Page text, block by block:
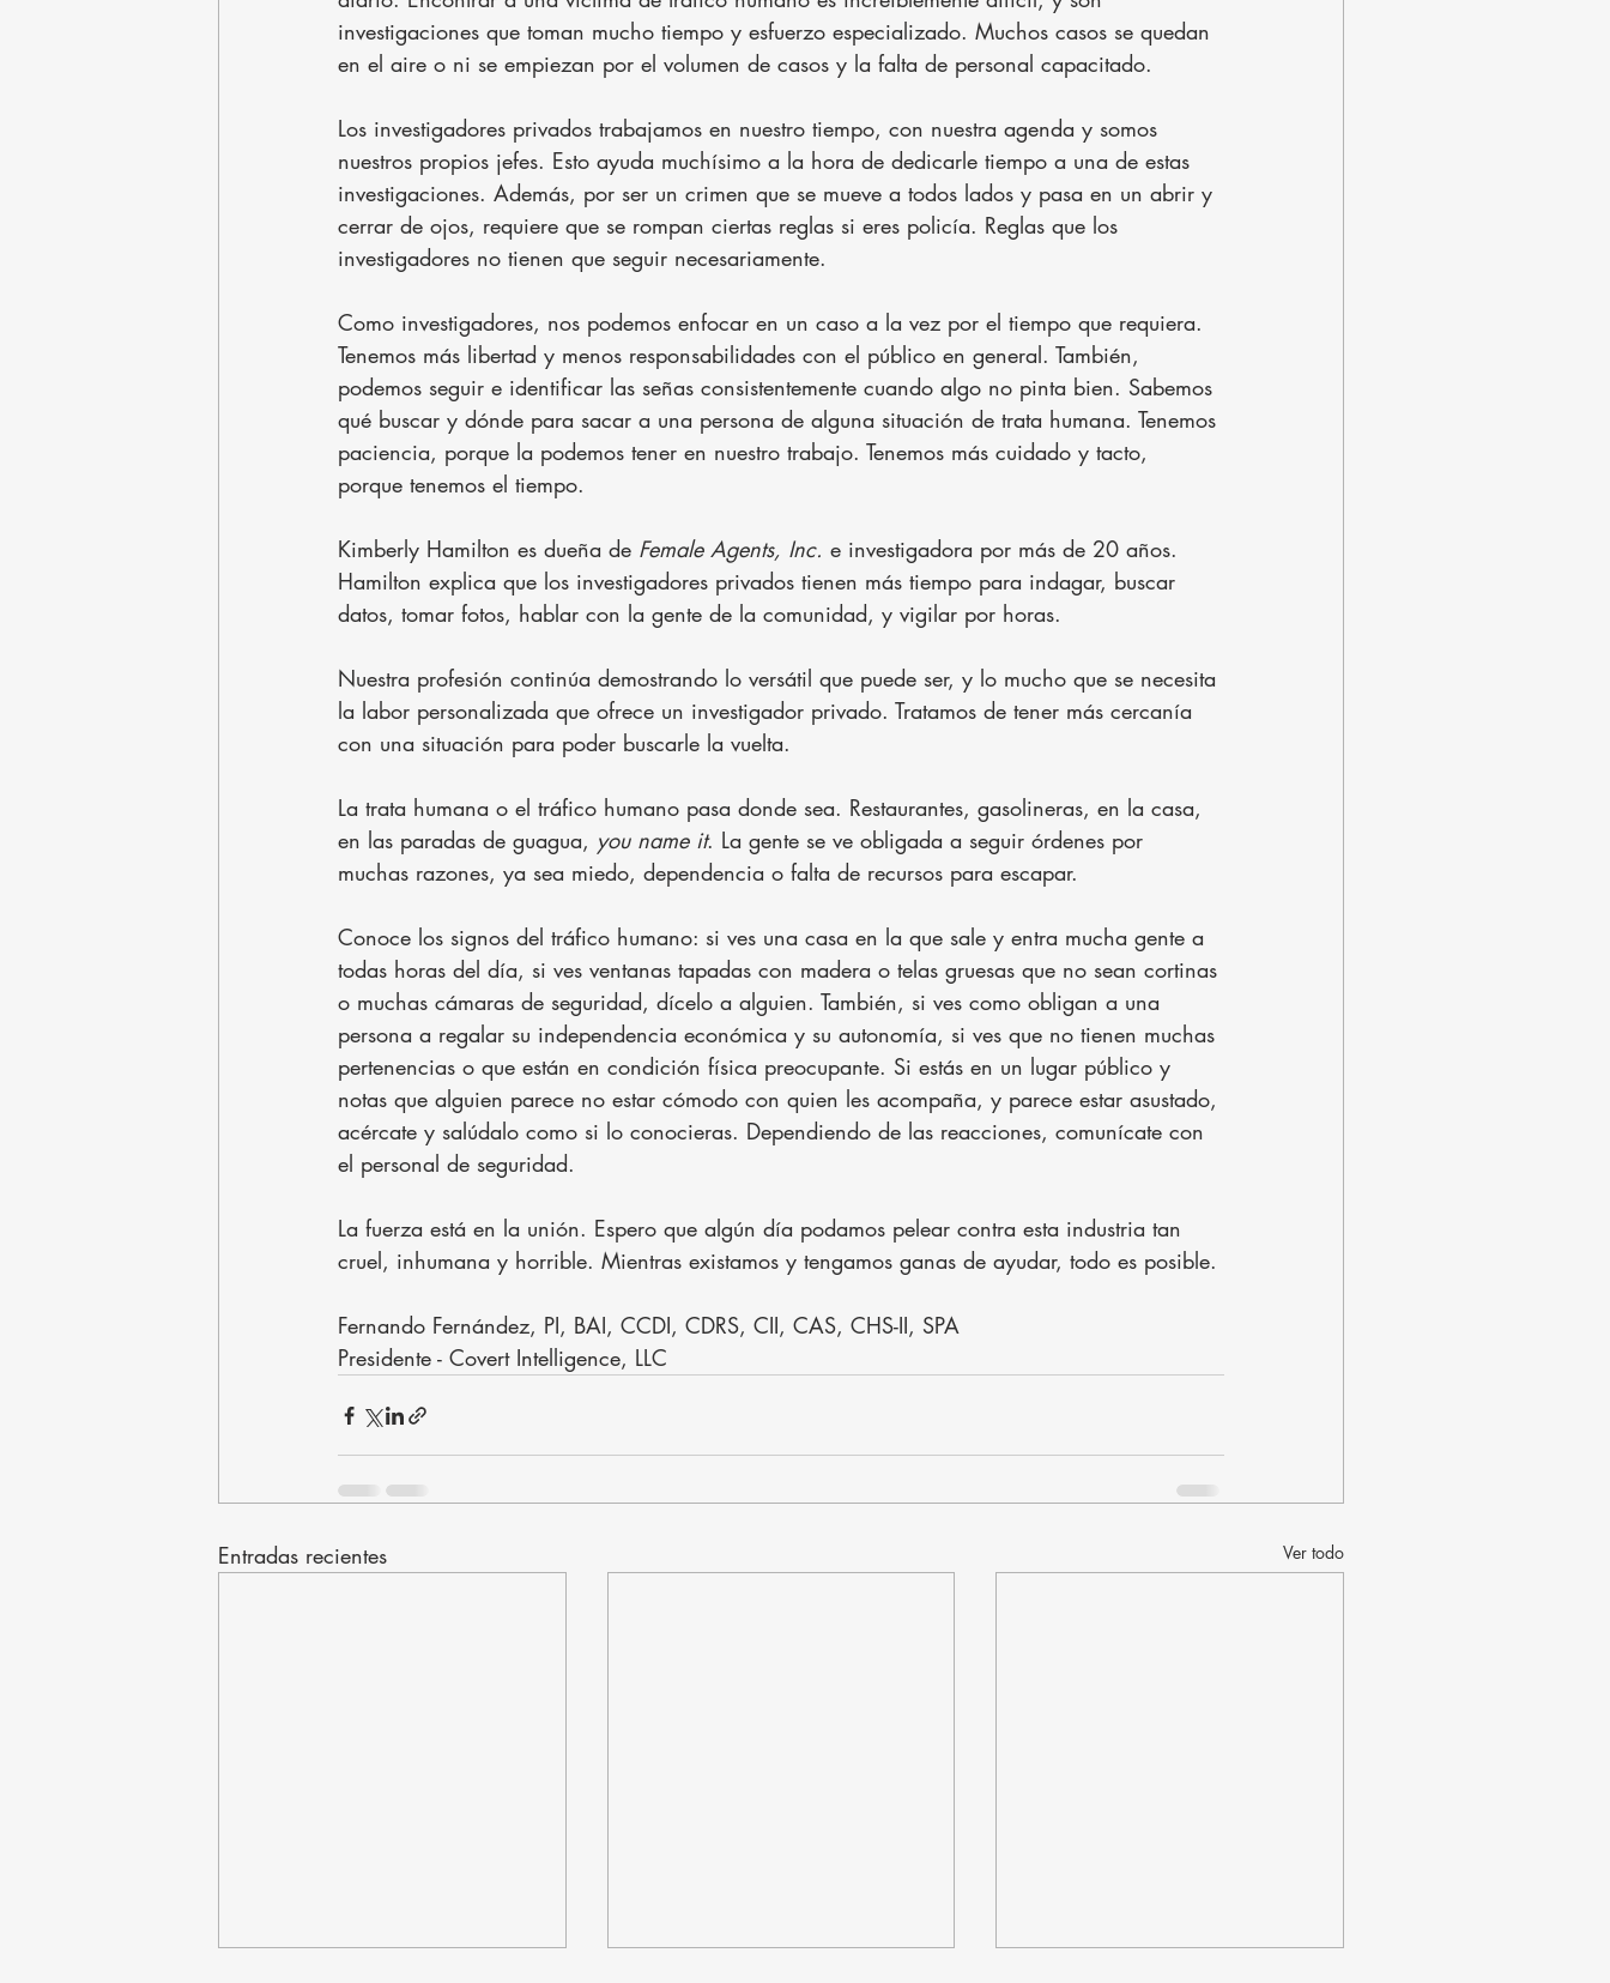
investigaciones que toman mucho tiempo y esfuerzo especializado. Muchos casos se quedan
en el aire o ni se empiezan por el volumen de casos y la falta de personal capacitado.
Los investigadores privados trabajamos en nuestro tiempo, con nuestra agenda y somos
nuestros propios jefes. Esto ayuda muchísimo a la hora de dedicarle tiempo a una de estas
investigaciones. Además, por ser un crimen que se mueve a todos lados y pasa en un abrir y
cerrar de ojos, requiere que se rompan ciertas reglas si eres policía. Reglas que los
investigadores no tienen que seguir necesariamente.
Como investigadores, nos podemos enfocar en un caso a la vez por el tiempo que requiera.
Tenemos más libertad y menos responsabilidades con el público en general. También,
podemos seguir e identificar las señas consistentemente cuando algo no pinta bien. Sabemos
qué buscar y dónde para sacar a una persona de alguna situación de trata humana. Tenemos
paciencia, porque la podemos tener en nuestro trabajo. Tenemos más cuidado y tacto,
porque tenemos el tiempo.
Kimberly Hamilton es dueña de Female Agents, Inc. e investigadora por más de 20 años.
Hamilton explica que los investigadores privados tienen más tiempo para indagar, buscar
datos, tomar fotos, hablar con la gente de la comunidad, y vigilar por horas.
Nuestra profesión continúa demostrando lo versátil que puede ser, y lo mucho que se necesita
la labor personalizada que ofrece un investigador privado. Tratamos de tener más cercanía
con una situación para poder buscarle la vuelta.
La trata humana o el tráfico humano pasa donde sea. Restaurantes, gasolineras, en la casa,
en las paradas de guagua, you name it. La gente se ve obligada a seguir órdenes por
muchas razones, ya sea miedo, dependencia o falta de recursos para escapar.
Conoce los signos del tráfico humano: si ves una casa en la que sale y entra mucha gente a
todas horas del día, si ves ventanas tapadas con madera o telas gruesas que no sean cortinas
o muchas cámaras de seguridad, dícelo a alguien. También, si ves como obligan a una
persona a regalar su independencia económica y su autonomía, si ves que no tienen muchas
pertenencias o que están en condición física preocupante. Si estás en un lugar público y
notas que alguien parece no estar cómodo con quien les acompaña, y parece estar asustado,
acércate y salúdalo como si lo conocieras. Dependiendo de las reacciones, comunícate con
el personal de seguridad.
La fuerza está en la unión. Espero que algún día podamos pelear contra esta industria tan
cruel, inhumana y horrible. Mientras existamos y tengamos ganas de ayudar, todo es posible.
Fernando Fernández, PI, BAI, CCDI, CDRS, CII, CAS, CHS-II, SPA
Presidente - Covert Intelligence, LLC
Entradas recientes Ver todo